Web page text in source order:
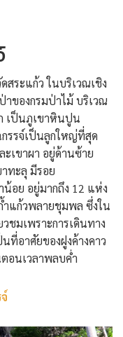
สระแก้ว ในบริเวณเชิง
ของกรมป่าไม้ บริเวณ
เป็นภูเขาหินปูน
รรจ์เป็นลูกใหญ่ที่สุด
เขาผา อยู่ด้านซ้าย
ทะลุ มีรอย
อย อยู่มากถึง 12 แห่ง
แก้วพลายชุมพล ซึ่งใน
ชมเพราะการเดินทาง
ที่อาศัยของฝูงค้างคาว
อนเวลาพลบค่ำ